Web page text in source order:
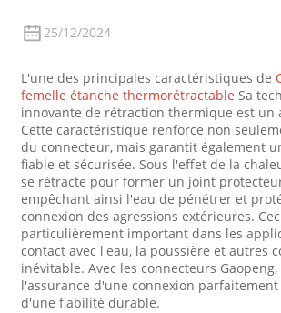
25/12/2024
L'une des principales caractéristiques de
femelle étanche thermorétractable Sa
innovante de rétraction thermique est un
Cette caractéristique renforce non
du connecteur, mais garantit également
fiable et sécurisée. Sous l'effet de la
se rétracte pour former un joint
empêchant ainsi l'eau de pénétrer et
connexion des agressions extérieures.
particulièrement important dans les
contact avec l'eau, la poussière et autres
inévitable. Avec les connecteurs Gaopeng,
l'assurance d'une connexion
d'une fiabilité durable.